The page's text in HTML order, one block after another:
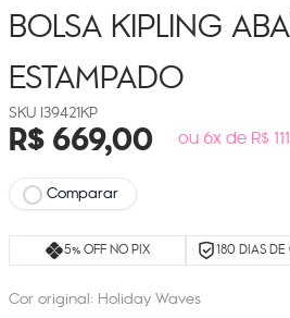
BOLSA KIPLING
ESTAMPADO
I39421KP
R$669,00 ou 6x de R$
Comparar
5% OFF NO PIX 180 DIAS
Cor original: Holiday Waves